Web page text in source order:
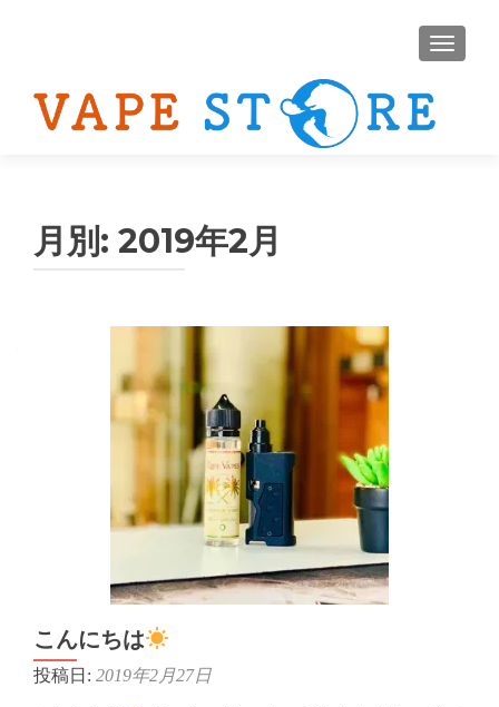
ナビゲ
月別: 2019年2月
こんにちは
投稿日: 2019年2月27日
ン